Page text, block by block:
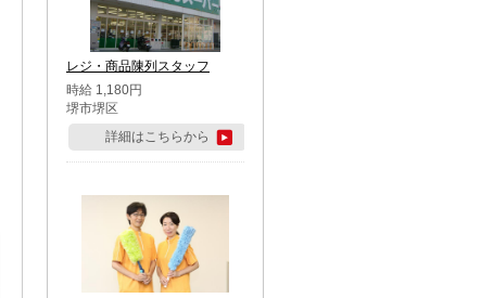
レジ・商品陳列スタッフ
時給 1,180円
堺市堺区
詳細はこちらから